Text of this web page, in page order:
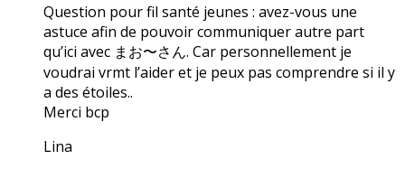
Question pour fil santé jeunes : avez-vous une
astuce afin de pouvoir communiquer autre part
qu’ici avec まお〜さん. Car personnellement je
voudrai vrmt l’aider et je peux pas comprendre si il y
a des étoiles..
Merci bcp
Lina